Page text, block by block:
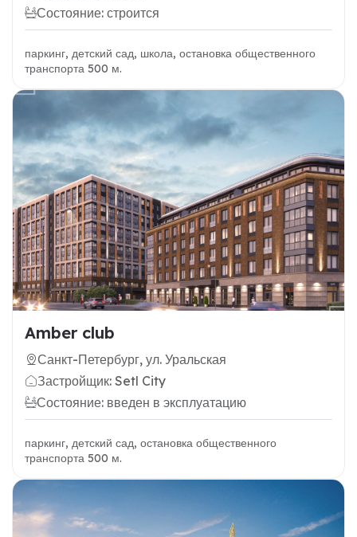
Состояние: строится
паркинг, детский сад, школа, остановка общественного
транспорта 500 м.
Amber club
Санкт-Петербург, ул. Уральская
Застройщик: Setl City
Состояние: введен в эксплуатацию
паркинг, детский сад, остановка общественного
транспорта 500 м.